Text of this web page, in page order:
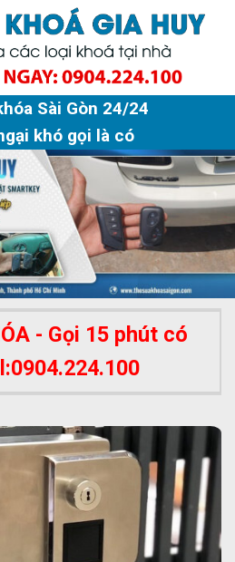
Sài Gòn 24/24
khó gọi là có
- Gọi 15 phút có